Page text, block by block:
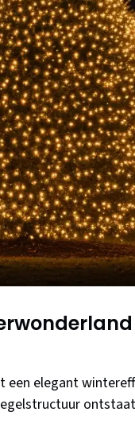
- we bespreken
en
terwijl andere
drie populairste
een elegant